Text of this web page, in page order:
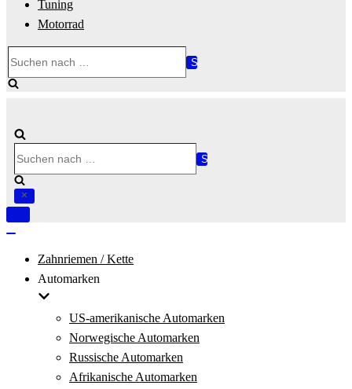
Tuning
Motorrad
nach …
nach …
Navigation
Zahnriemen / Kette
Automarken
US-amerikanische Automarken
Norwegische Automarken
Russische Automarken
Afrikanische Automarken